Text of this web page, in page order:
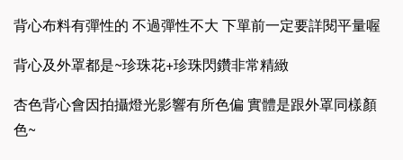
背心布料有彈性的 不過彈性不大 下單前一定要詳閱平量喔
背心及外罩都是~珍珠花+珍珠閃鑽非常精緻
杏色背心會因拍攝燈光影響有所色偏 實體是跟外罩同樣顏
色~